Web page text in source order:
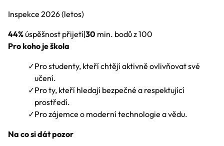
Inspekce 2026(letos)
44%úspěšnost přijetí|30 min. bodů z 100
Pro koho je škola
✓Pro studenty, kteří chtějí aktivně ovlivňovat své
učení.
✓Pro ty, kteří hledají bezpečné a respektující
prostředí.
✓Pro zájemce o moderní technologie a vědu.
Na co si dát pozor